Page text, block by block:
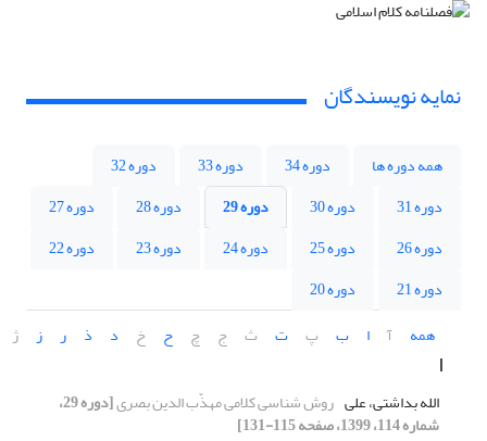
نمایه نویسندگان
همه دوره ها دوره 34 دوره 33
دوره 32
دوره 31
دوره 30 دوره 29 دوره 28
دوره 27
دوره 26
دوره 25 دوره 24 دوره 23
دوره 22
دوره 21
دوره 20
همه
آ ا ب پ ت ث ج چ ح خ د ذ ر ز ژ
ا
الله بداشتی، علی روش شناسی کلامی مهذّب الدین بصری [دوره 29،
شماره 114، 1399، صفحه 115-131]